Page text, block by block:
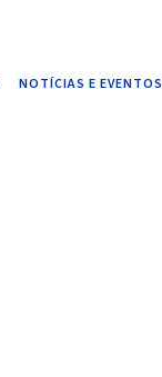
NOTÍCIAS E EVENTOS